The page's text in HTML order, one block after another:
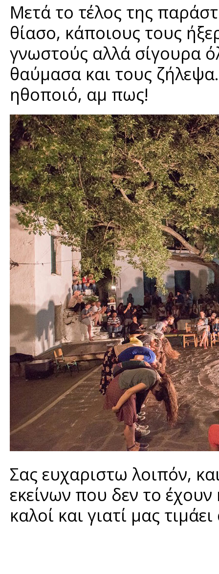
Μετά το τέλος της
θίασο, κάποιους τους
γνωστούς αλλά σίγουρα
θαύμασα και τους
ηθοποιό, αμ πως!
Σας ευχαριστω λοιπόν,
εκείνων που δεν το
καλοί και γιατί μας